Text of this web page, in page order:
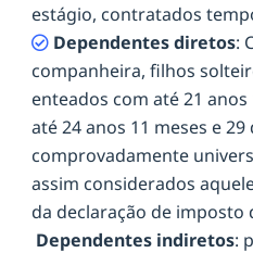
estágio, contratados
Dependentes diretos:
companheira, filhos
enteados com até 21 anos
até 24 anos 11 meses e 29
comprovadamente
assim considerados
da declaração de imposto
Dependentes indiretos: